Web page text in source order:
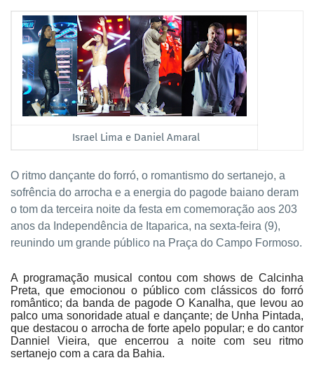
Israel Lima e Daniel Amaral
O ritmo dançante do forró, o romantismo do sertanejo, a
sofrência do arrocha e a energia do pagode baiano deram
o tom da terceira noite da festa em comemoração aos 203
anos da Independência de Itaparica, na sexta-feira (9),
reunindo um grande público na Praça do Campo Formoso.
A programação musical contou com shows de Calcinha
Preta, que emocionou o público com clássicos do forró
romântico; da banda de pagode O Kanalha, que levou ao
palco uma sonoridade atual e dançante; de Unha Pintada,
que destacou o arrocha de forte apelo popular; e do cantor
Danniel Vieira, que encerrou a noite com seu ritmo
sertanejo com a cara da Bahia.